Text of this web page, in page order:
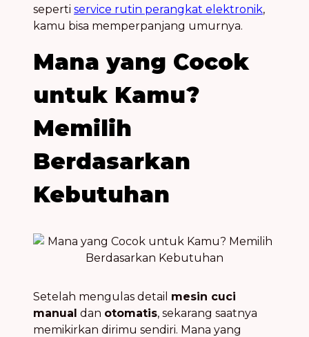
seperti service rutin perangkat elektronik,
kamu bisa memperpanjang umurnya.
Mana yang Cocok
untuk Kamu?
Memilih
Berdasarkan
Kebutuhan
Setelah mengulas detail mesin cuci
manual dan otomatis, sekarang saatnya
memikirkan dirimu sendiri. Mana yang